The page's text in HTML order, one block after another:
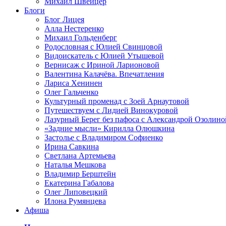
Блоги
Блог Лицея
Алла Нестеренко
Михаил Гольденберг
Родословная с Юлией Свинцовой
Видоискатель с Юлией Утышевой
Вернисаж с Ириной Ларионовой
Валентина Калачёва. Впечатления
Лариса Хенинен
Олег Гальченко
Культурный променад с Зоей Арнаутовой
Путешествуем с Лидией Винокуровой
Лазурный Берег без пафоса с Александрой
«Задние мысли» Кирилла Олюшкина
Застолье с Владимиром Софиенко
Ирина Савкина
Светлана Артемьева
Наталья Мешкова
Владимир Берштейн
Екатерина Габалова
Олег Липовецкий
Илона Румянцева
Афиша